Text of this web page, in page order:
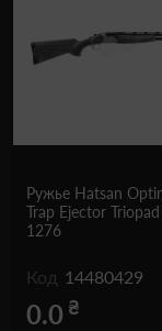
Ружье Hatsan
Trap Ejector Triopad
1276
Код 14480429
0.0 ₴